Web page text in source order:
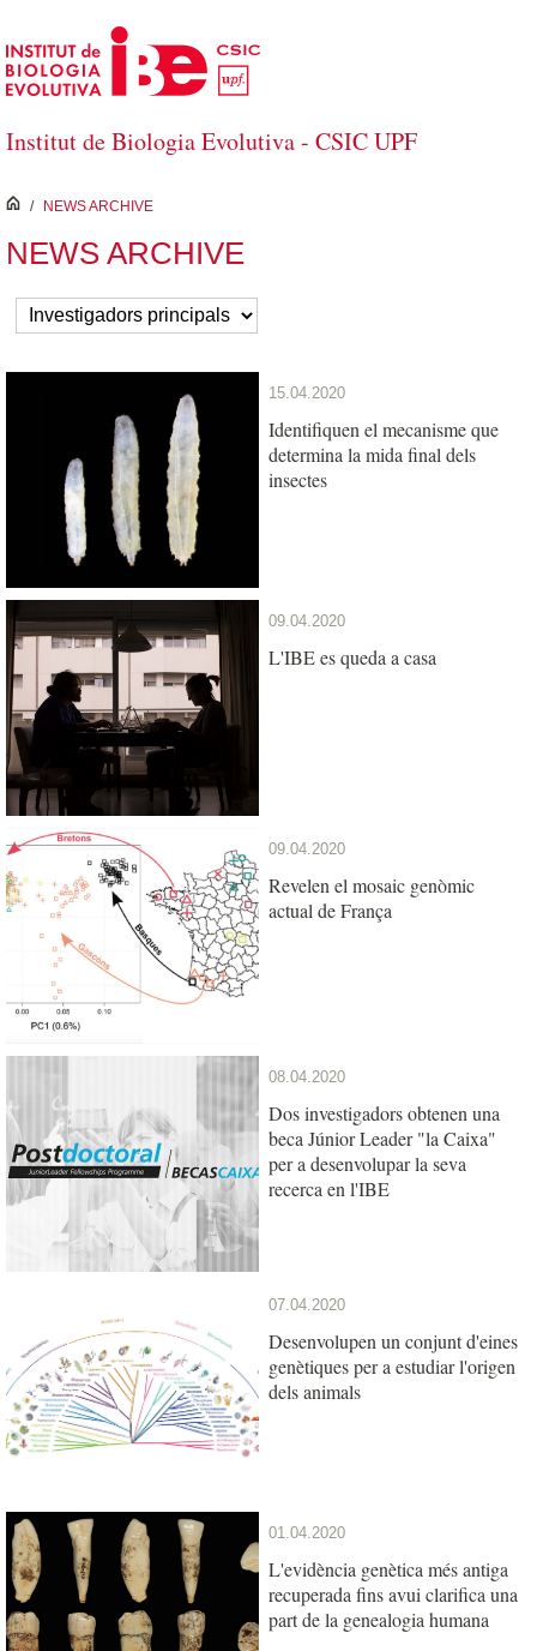
Salta al contingut principal
Institut de Biologia Evolutiva - CSIC UPF
inici
/ NEWS ARCHIVE
NEWS ARCHIVE
15.04.2020
Identifiquen el mecanisme que
determina la mida final dels
insectes
09.04.2020
L'IBE es queda a casa
09.04.2020
Revelen el mosaic genòmic
actual de França
08.04.2020
Dos investigadors obtenen una
beca Júnior Leader "la Caixa"
per a desenvolupar la seva
recerca en l'IBE
07.04.2020
Desenvolupen un conjunt d'eines
genètiques per a estudiar l'origen
dels animals
01.04.2020
L'evidència genètica més antiga
recuperada fins avui clarifica una
part de la genealogia humana